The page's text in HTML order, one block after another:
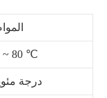
80 ℃
± ~ درجة